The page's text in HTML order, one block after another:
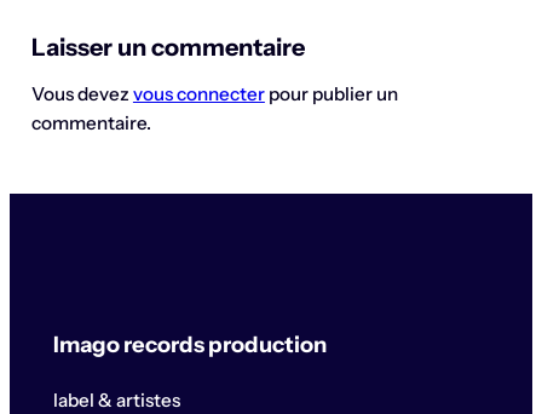
Laisser un commentaire
Vous devez vous connecterpour publier un
commentaire.
Imago records production
label & artistes